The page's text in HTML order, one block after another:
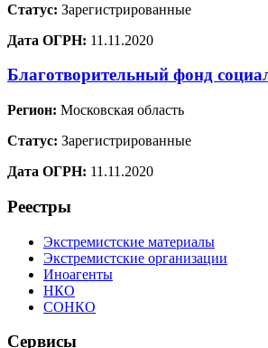
Статус: Зарегистрированные
Дата ОГРН: 11.11.2020
Благотворительный фонд
Регион: Московская область
Статус: Зарегистрированные
Дата ОГРН: 11.11.2020
Реестры
Экстремистские материалы
Экстремистские организации
Иноагенты
НКО
СОНКО
Сервисы